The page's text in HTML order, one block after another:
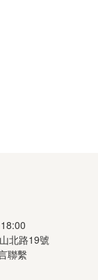
北路19號
聯繫